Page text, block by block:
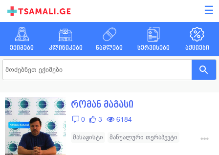
☰
ექიმები კლინიკები წამლები სერვისები აქციები
რომან მაგასი
0 3 6184
მასაჟისტი
მანუალური თერაპევტი